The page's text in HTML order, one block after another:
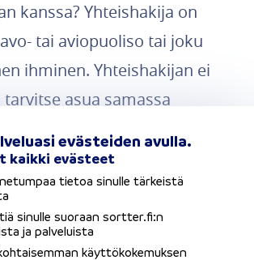
evästeiden avulla.
kaikki evästeet
tietoa sinulle tärkeistä
sinulle suoraan sortter.fi:n
ja palveluista
käyttökokemuksen
kanssa? Yhteishakija on
tai aviopuoliso tai joku
ihminen. Yhteishakijan ei
asua samassa
yhdessä yhteishakijan
usein saada suuremman